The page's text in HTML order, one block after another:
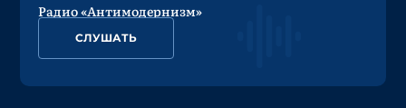
Радио «Антимодернизм»
СЛУШАТЬ